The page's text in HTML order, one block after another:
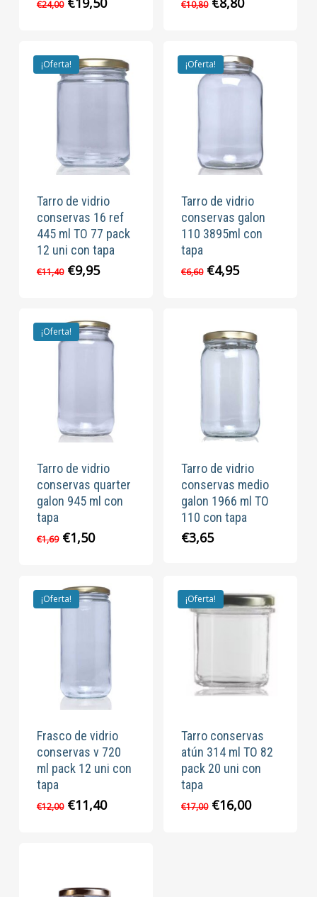
€24,00
€24,00.€19,50.
€10,80
€10,80.€8,80.
¡Oferta!
Tarro de vidrio
conservas 16 ref
445 ml TO 77 pack
12 uni con tapa
€11,40 El
era:
€11,40.
€9,95El
€9,95.
¡Oferta!
Tarro de vidrio
conservas galon
110 3895ml con
tapa
€6,60 El
€6,60.
€4,95El
€4,95.
¡Oferta!
Tarro de vidrio
conservas quarter
galon 945 ml con
tapa
€1,69 El
era:
€1,69.
€1,50El
es:
€1,50.
Tarro de vidrio
conservas medio
galon 1966 ml TO
110 con tapa
€3,65
¡Oferta!
Frasco de vidrio
conservas v 720
ml pack 12 uni con
tapa
€12,00 El
€11,40El
¡Oferta!
Tarro conservas
atún 314 ml TO 82
pack 20 uni con
tapa
€17,00 El
€16,00El